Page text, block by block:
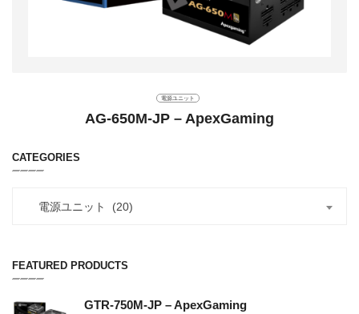
電源ユニット
AG-650M-JP – ApexGaming
CATEGORIES
電源ユニット (20)
FEATURED PRODUCTS
GTR-750M-JP – ApexGaming